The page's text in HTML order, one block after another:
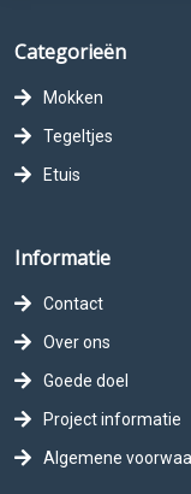
Categorieën
Mokken
Tegeltjes
Etuis
Informatie
Contact
Over ons
Goede doel
Project informatie
Algemene